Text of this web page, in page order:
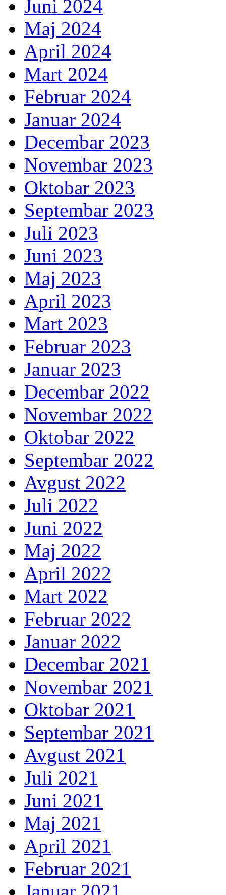
Juni 2024
Maj 2024
April 2024
Mart 2024
Februar 2024
Januar 2024
Decembar 2023
Novembar 2023
Oktobar 2023
Septembar 2023
Juli 2023
Juni 2023
Maj 2023
April 2023
Mart 2023
Februar 2023
Januar 2023
Decembar 2022
Novembar 2022
Oktobar 2022
Septembar 2022
Avgust 2022
Juli 2022
Juni 2022
Maj 2022
April 2022
Mart 2022
Februar 2022
Januar 2022
Decembar 2021
Novembar 2021
Oktobar 2021
Septembar 2021
Avgust 2021
Juli 2021
Juni 2021
Maj 2021
April 2021
Februar 2021